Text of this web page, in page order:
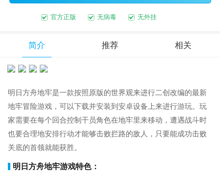
官方正版 无病毒 无外挂
简介 推荐 相关
明日方舟地牢是一款按照原版的世界观来进行二创改编的最新
地牢冒险游戏，可以下载并安装到安卓设备上来进行游玩。玩
家需要在每个回合控制干员角色在地牢里来移动，遭遇战斗时
也要合理地安排行动才能够击败拦路的敌人，只要能成功击败
关底的首领就能获胜。
明日方舟地牢游戏特色：